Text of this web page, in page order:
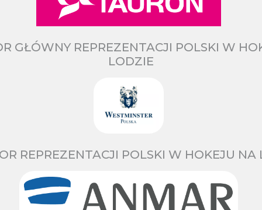
GŁÓWNY REPREZENTACJI POLSKI W
LODZIE
REPREZENTACJI POLSKI W HOKEJU NA